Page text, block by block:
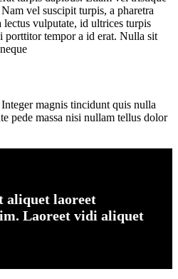
vel suscipit turpis, a pharetra
vulputate, id ultrices turpis
porttitor tempor a id erat. Nulla sit
magnis tincidunt quis nulla
pede massa nisi nullam tellus dolor
aliquet laoreet
Laoreet vidi aliquet